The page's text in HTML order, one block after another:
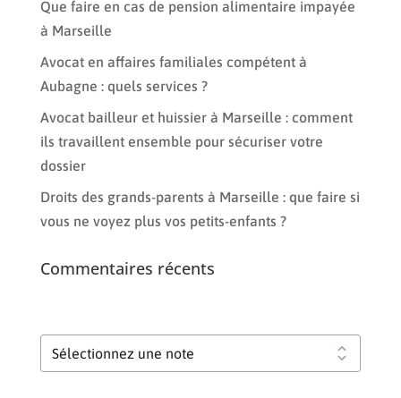
Que faire en cas de pension alimentaire impayée
à Marseille
Avocat en affaires familiales compétent à
Aubagne : quels services ?
Avocat bailleur et huissier à Marseille : comment
ils travaillent ensemble pour sécuriser votre
dossier
Droits des grands-parents à Marseille : que faire si
vous ne voyez plus vos petits-enfants ?
Commentaires récents